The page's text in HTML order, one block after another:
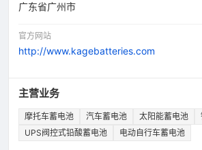
广东省广州市
官方网站
http://www.kagebatteries.com
主营业务
摩托车蓄电池 汽车蓄电池 太阳能蓄电池
UPS阀控式铅酸蓄电池
电动自行车蓄电池